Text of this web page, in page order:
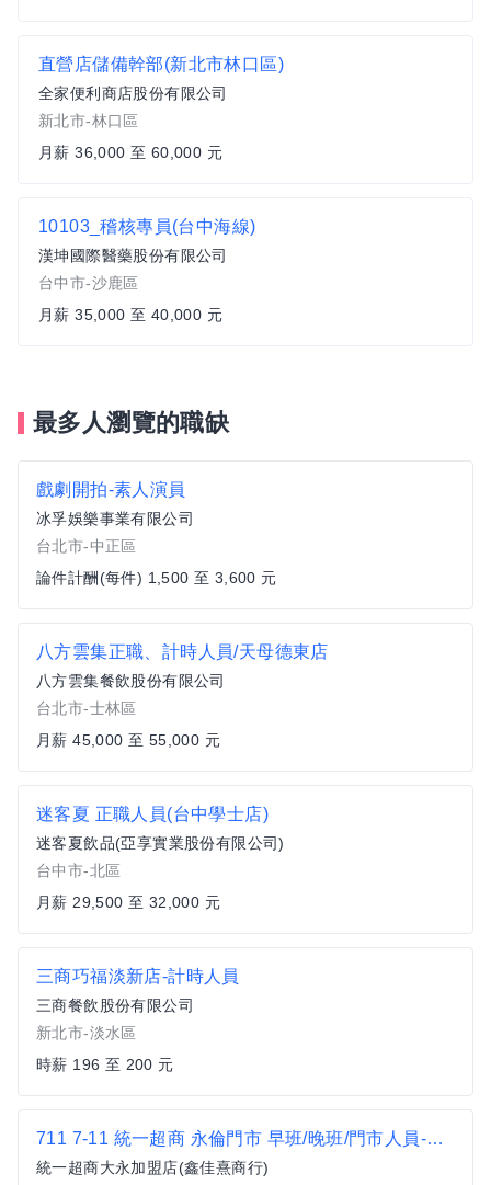
直營店儲備幹部(新北市林口區)
全家便利商店股份有限公司
新北市-林口區
月薪 36,000 至 60,000 元
10103_稽核專員(台中海線)
漢坤國際醫藥股份有限公司
台中市-沙鹿區
月薪 35,000 至 40,000 元
最多人瀏覽的職缺
戲劇開拍-素人演員
冰孚娛樂事業有限公司
台北市-中正區
論件計酬(每件) 1,500 至 3,600 元
八方雲集正職、計時人員/天母德東店
八方雲集餐飲股份有限公司
台北市-士林區
月薪 45,000 至 55,000 元
迷客夏 正職人員(台中學士店)
迷客夏飲品(亞享實業股份有限公司)
台中市-北區
月薪 29,500 至 32,000 元
三商巧福淡新店-計時人員
三商餐飲股份有限公司
新北市-淡水區
時薪 196 至 200 元
711 7-11 統一超商 永倫門市 早班/晚班/門市人員-可輪班
統一超商大永加盟店(鑫佳熹商行)